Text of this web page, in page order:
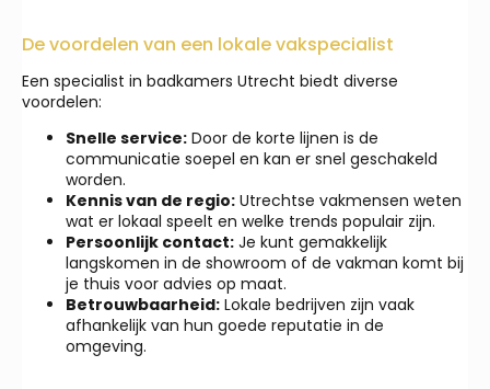
De voordelen van een lokale vakspecialist
Een specialist in badkamers Utrecht biedt diverse
voordelen:
Snelle service: Door de korte lijnen is de
communicatie soepel en kan er snel geschakeld
worden.
Kennis van de regio: Utrechtse vakmensen weten
wat er lokaal speelt en welke trends populair zijn.
Persoonlijk contact: Je kunt gemakkelijk
langskomen in de showroom of de vakman komt bij
je thuis voor advies op maat.
Betrouwbaarheid: Lokale bedrijven zijn vaak
afhankelijk van hun goede reputatie in de
omgeving.